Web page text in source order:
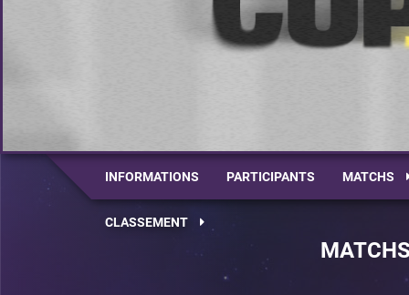
INFORMATIONS PARTICIPANTS MATCHS
CLASSEMENT